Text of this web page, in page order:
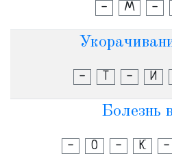
- М -
- Т - И
Болезнь
- О - К -